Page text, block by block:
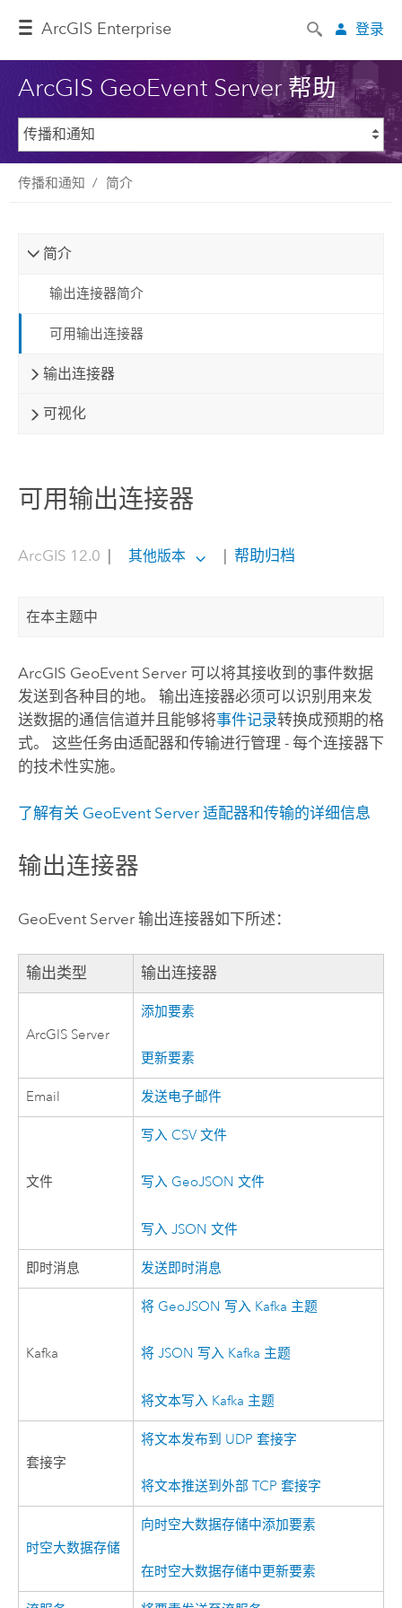
ArcGIS Enterprise 登录
ArcGIS GeoEvent Server 帮助
传播和通知 简介
简介
输出连接器简介
可用输出连接器
输出连接器
可视化
可用输出连接器
ArcGIS 12.0 其他版本 帮助归档
在本主题中
ArcGIS GeoEvent Server可以将其接收到的事件数据
发送到各种目的地。 输出连接器必须可以识别用来发
送数据的通信信道并且能够将事件记录转换成预期的格
式。 这些任务由适配器和传输进行管理 - 每个连接器下
的技术性实施。
了解有关 GeoEvent Server适配器和传输的详细信息
输出连接器
GeoEvent Server输出连接器如下所述：
输出类型 输出连接器
ArcGIS Server
添加要素
更新要素
Email 发送电子邮件
文件
写入 CSV 文件
写入 GeoJSON 文件
写入 JSON 文件
即时消息 发送即时消息
Kafka
将 GeoJSON 写入 Kafka 主题
将 JSON 写入 Kafka 主题
将文本写入 Kafka 主题
套接字
将文本发布到 UDP 套接字
将文本推送到外部 TCP 套接字
时空大数据存储
向时空大数据存储中添加要素
在时空大数据存储中更新要素